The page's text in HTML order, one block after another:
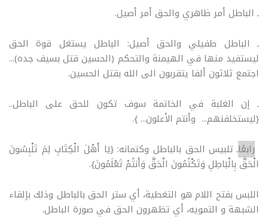
ـ الباطل أمر ظاهري والحق أمر أصيل.
ـ الباطل طفيلي والحق أصيل: الباطل يستغل قوة الحق
ليستفيد منها في الهيمنة والتحكم (الحسين قتل بسيف جده)...
اجتمع ثلاثون ألفا يتقربون الى الله بقتل الحسين.
ـ إن الغلبة في الخاتمة سوف تكون للحق على الباطل..
{ليستخلفنهم... وأنتم الأعلون... }.
رابعًاـ تلبيس الحق بالباطل وكتمانه: {يَا أَهْلَ الْكِتَابِ لِمَ تَلْبِسُونَ
الْحَقَّ بِالْبَاطِلِ وَتَكْتُمُونَ الْحَقَّ وَأَنتُمْ تَعْلَمُونَ}.
اللبس بفتح اللام هو التغطية، أي ستر الحق بالباطل وذلك بإلقاء
الشبهة و التمويه، أي تظهرون الحق في صورة الباطل.